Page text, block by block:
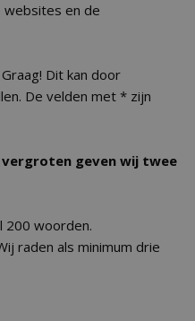
websites en de
Dit kan door
De velden met * zijn
geven wij twee
200 woorden.
raden als minimum drie